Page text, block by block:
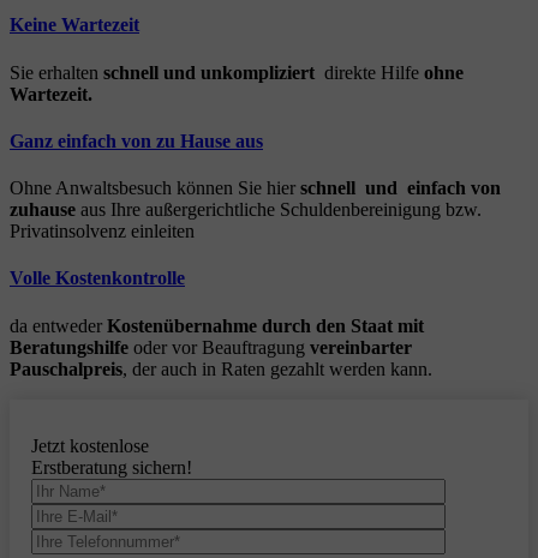
Keine Wartezeit
Sie erhalten schnell und unkompliziert direkte Hilfe ohne
Wartezeit.
Ganz einfach von zu Hause aus
Ohne Anwaltsbesuch können Sie hier schnell und einfach von
zuhause aus Ihre außergerichtliche Schuldenbereinigung bzw.
Privatinsolvenz einleiten
Volle Kostenkontrolle
da entweder Kostenübernahme durch den Staat mit
Beratungshilfe oder vor Beauftragung vereinbarter
Pauschalpreis, der auch in Raten gezahlt werden kann.
Jetzt kostenlose
Erstberatung sichern!